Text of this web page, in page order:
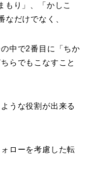
もり」、「かしこ
なだけでなく、
中で2番目に「ちか
らでもこなすこと
うな役割が出来る
ローを考慮した転